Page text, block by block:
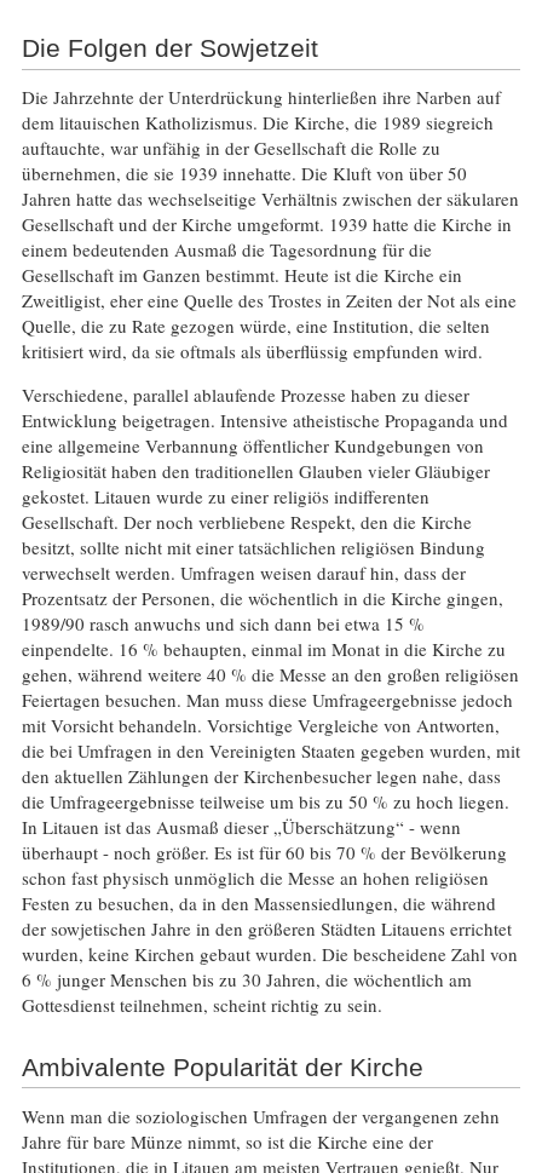
Die Folgen der Sowjetzeit
Die Jahrzehnte der Unterdrückung hinterließen ihre Narben auf
dem litauischen Katholizismus. Die Kirche, die 1989 siegreich
auftauchte, war unfähig in der Gesellschaft die Rolle zu
übernehmen, die sie 1939 innehatte. Die Kluft von über 50
Jahren hatte das wechselseitige Verhältnis zwischen der säkularen
Gesellschaft und der Kirche umgeformt. 1939 hatte die Kirche in
einem bedeutenden Ausmaß die Tagesordnung für die
Gesellschaft im Ganzen bestimmt. Heute ist die Kirche ein
Zweitligist, eher eine Quelle des Trostes in Zeiten der Not als eine
Quelle, die zu Rate gezogen würde, eine Institution, die selten
kritisiert wird, da sie oftmals als überflüssig empfunden wird.
Verschiedene, parallel ablaufende Prozesse haben zu dieser
Entwicklung beigetragen. Intensive atheistische Propaganda und
eine allgemeine Verbannung öffentlicher Kundgebungen von
Religiosität haben den traditionellen Glauben vieler Gläubiger
gekostet. Litauen wurde zu einer religiös indifferenten
Gesellschaft. Der noch verbliebene Respekt, den die Kirche
besitzt, sollte nicht mit einer tatsächlichen religiösen Bindung
verwechselt werden. Umfragen weisen darauf hin, dass der
Prozentsatz der Personen, die wöchentlich in die Kirche gingen,
1989/90 rasch anwuchs und sich dann bei etwa 15 %
einpendelte. 16 % behaupten, einmal im Monat in die Kirche zu
gehen, während weitere 40 % die Messe an den großen religiösen
Feiertagen besuchen. Man muss diese Umfrageergebnisse jedoch
mit Vorsicht behandeln. Vorsichtige Vergleiche von Antworten,
die bei Umfragen in den Vereinigten Staaten gegeben wurden, mit
den aktuellen Zählungen der Kirchenbesucher legen nahe, dass
die Umfrageergebnisse teilweise um bis zu 50 % zu hoch liegen.
In Litauen ist das Ausmaß dieser „Überschätzung“ - wenn
überhaupt - noch größer. Es ist für 60 bis 70 % der Bevölkerung
schon fast physisch unmöglich die Messe an hohen religiösen
Festen zu besuchen, da in den Massensiedlungen, die während
der sowjetischen Jahre in den größeren Städten Litauens errichtet
wurden, keine Kirchen gebaut wurden. Die bescheidene Zahl von
6 % junger Menschen bis zu 30 Jahren, die wöchentlich am
Gottesdienst teilnehmen, scheint richtig zu sein.
Ambivalente Popularität der Kirche
Wenn man die soziologischen Umfragen der vergangenen zehn
Jahre für bare Münze nimmt, so ist die Kirche eine der
Institutionen, die in Litauen am meisten Vertrauen genießt. Nur